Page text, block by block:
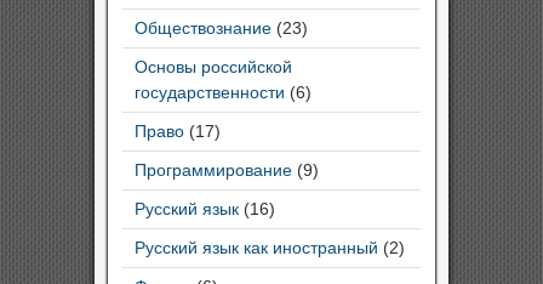
Обществознание (23)
Основы российской
государственности (6)
Право (17)
Программирование (9)
Русский язык (16)
Русский язык как иностранный (2)